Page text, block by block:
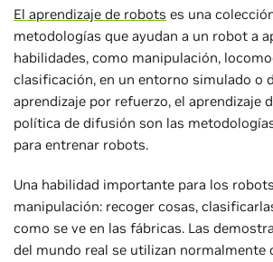
El aprendizaje de robots es una
metodologías que ayudan a un robot a
habilidades, como manipulación,
clasificación, en un entorno simulado o
aprendizaje por refuerzo, el aprendizaje
política de difusión son las
para entrenar robots.
Una habilidad importante para los
manipulación: recoger cosas,
como se ve en las fábricas. Las
del mundo real se utilizan normalmente